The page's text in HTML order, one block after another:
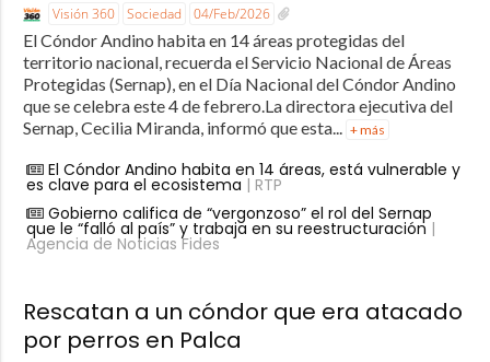
Visión 360 Sociedad 04/Feb/2026
El Cóndor Andino habita en 14 áreas protegidas del
territorio nacional, recuerda el Servicio Nacional de Áreas
Protegidas (Sernap), en el Día Nacional del Cóndor Andino
que se celebra este 4 de febrero.La directora ejecutiva del
Sernap, Cecilia Miranda, informó que esta...
+ más
El Cóndor Andino habita en 14 áreas, está vulnerable y
es clave para el ecosistema | RTP
Gobierno califica de “vergonzoso” el rol del Sernap
que le “falló al país” y trabaja en su reestructuración |
Agencia de Noticias Fides
Rescatan a un cóndor que era atacado
por perros en Palca